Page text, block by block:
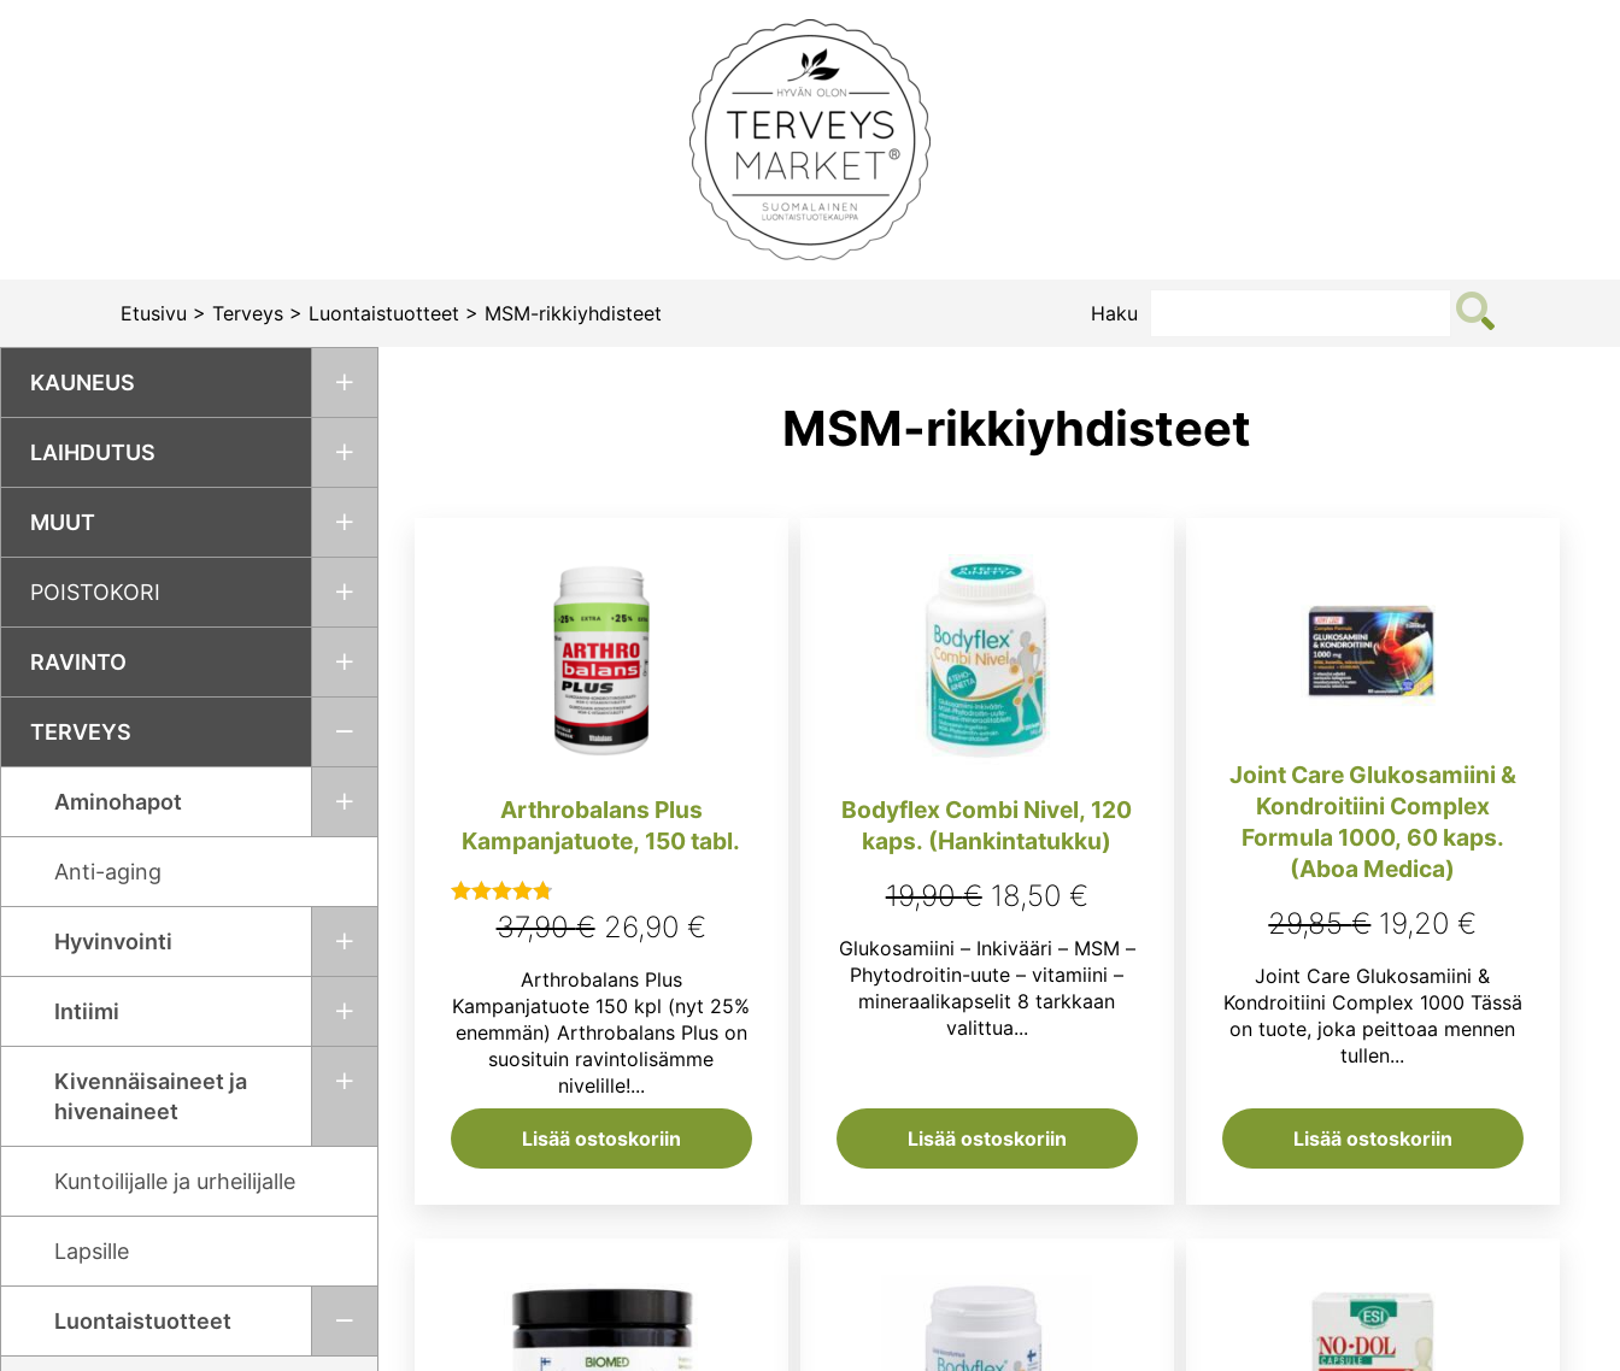
Terveysmarket
Etusivu > Terveys > Luontaistuotteet > MSM-rikkiyhdisteet Haku
KAUNEUS
LAIHDUTUS
MUUT
POISTOKORI
RAVINTO
TERVEYS
Aminohapot
Anti-aging
Hyvinvointi
Intiimi
Kivennäisaineet ja
hivenaineet
Kuntoilijalle ja urheilijalle
Lapsille
Luontaistuotteet
MSM-rikkiyhdisteet
Arthrobalans Plus
Kampanjatuote, 150 tabl.
Arvostelu
tuotteesta:
/ 5
37,90€ Alkuperäinen
hinta
oli:
37,90 €.
26,90 €Nykyinen
on:
26,90 €.
Arthrobalans Plus
Kampanjatuote 150 kpl (nyt 25%
enemmän) Arthrobalans Plus on
suosituin ravintolisämme
nivelille!...
Lisää ostoskoriin
Bodyflex Combi Nivel, 120
kaps. (Hankintatukku)
19,90€ Alkuperäinen
hinta
oli:
19,90 €.
18,50 €Nykyinen
hinta
on:
18,50 €.
Glukosamiini – Inkivääri – MSM –
Phytodroitin-uute – vitamiini –
mineraalikapselit 8 tarkkaan
valittua...
Lisää ostoskoriin
Joint Care Glukosamiini &
Kondroitiini Complex
Formula 1000, 60 kaps.
(Aboa Medica)
29,85€ Alkuperäinen
hinta
oli:
29,85 €.
19,20 €
hinta
on:
19,20 €.
Joint Care Glukosamiini &
Kondroitiini Complex 1000 Tässä
on tuote, joka peittoaa mennen
tullen...
Lisää ostoskoriin